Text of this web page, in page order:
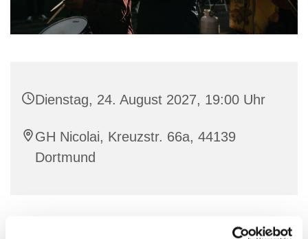
Dienstag, 24. August 2027, 19:00 Uhr
GH Nicolai, Kreuzstr. 66a, 44139
Dortmund